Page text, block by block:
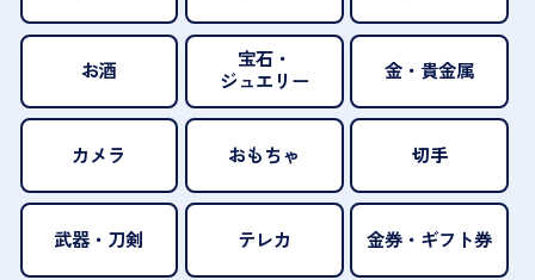
お酒
宝石・
ジュエリー
金・貴金属
カメラ おもちゃ 切手
武器・刀剣 テレカ 金券・ギフト券